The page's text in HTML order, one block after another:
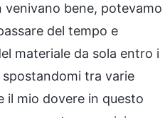
venivano bene, potevamo
del tempo e
materiale da sola entro i
tra varie
il mio dovere in questo